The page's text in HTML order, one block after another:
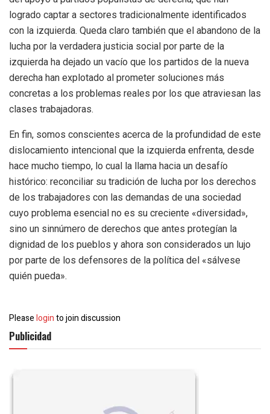
logrado captar a sectores tradicionalmente identificados
con la izquierda. Queda claro también que el abandono de la
lucha por la verdadera justicia social por parte de la
izquierda ha dejado un vacío que los partidos de la nueva
derecha han explotado al prometer soluciones más
concretas a los problemas reales por los que atraviesan las
clases trabajadoras.
En fin, somos conscientes acerca de la profundidad de este
dislocamiento intencional que la izquierda enfrenta, desde
hace mucho tiempo, lo cual la llama hacia un desafío
histórico: reconciliar su tradición de lucha por los derechos
de los trabajadores con las demandas de una sociedad
cuyo problema esencial no es su creciente «diversidad»,
sino un sinnúmero de derechos que antes protegían la
dignidad de los pueblos y ahora son considerados un lujo
por parte de los defensores de la política del «sálvese
quién pueda».
Pleaseloginto join discussion
Publicidad